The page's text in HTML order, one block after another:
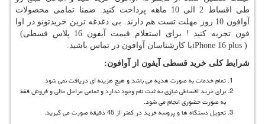
طی اقساط 2 الی 10 ماهه پرداخت کنید. ضمنا تمامی محصولات
آوافون 10 روز مهلت تست هم دارند. بی دغدغه ترین خریدتونو در اوا
فون تجربه کنید ! برای استعلام قیمت آیفون 16 پلاس قسطی
(
iPhone 16 plus )با کارشناسان آوافون در تماس باشید.
شرایط کلی خرید قسطی آیفون از آوافون:
تمام خدمات به صورت هدیه می باشد و هیچ هزینه ای دریافت نمی شود.
برای خرید اقساطی نیازی به ثبت نام وجود ندارد و تمامی مراحل مالی و فروش فقط
به صورت حضوری انجام می شود.
تحویل دستگاه ها و پروسه خرید در کمتر از 45 دقیقه صورت می گیرید.